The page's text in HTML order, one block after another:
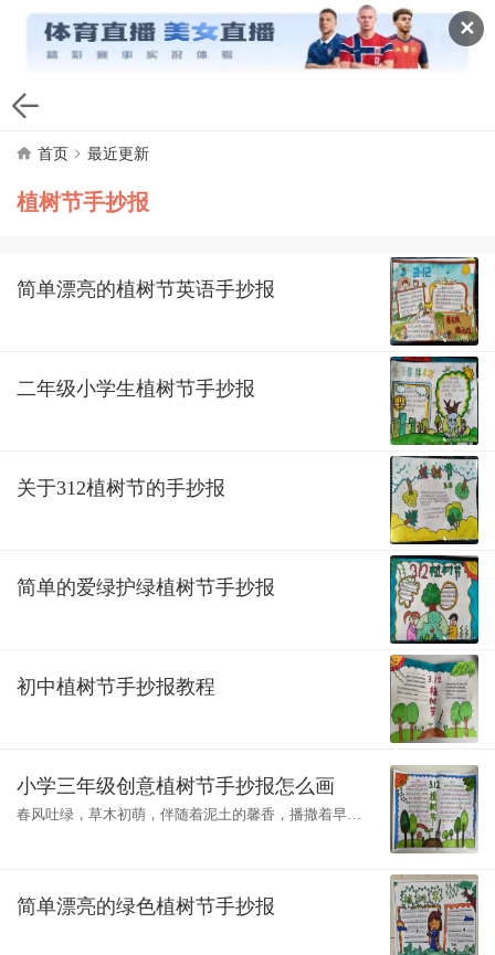
✕
首页 最近更新
植树节手抄报
简单漂亮的植树节英语手抄报
二年级小学生植树节手抄报
关于312植树节的手抄报
简单的爱绿护绿植树节手抄报
初中植树节手抄报教程
小学三年级创意植树节手抄报怎么画
春风吐绿，草木初萌，伴随着泥土的馨香，播撒着早春
简单漂亮的绿色植树节手抄报